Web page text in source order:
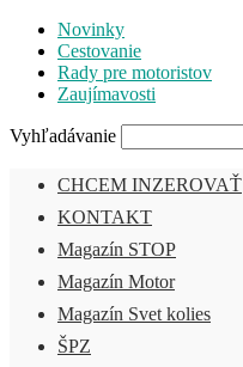
Novinky
Cestovanie
Rady pre motoristov
Zaujímavosti
Vyhľadávanie
CHCEM INZEROVAŤ
KONTAKT
Magazín STOP
Magazín Motor
Magazín Svet kolies
ŠPZ